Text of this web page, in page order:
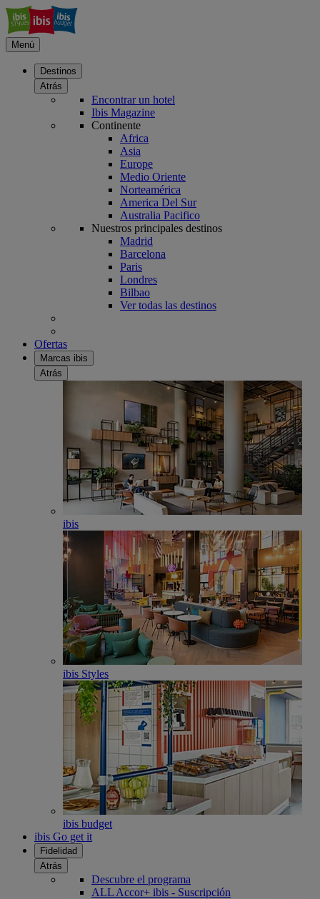
Menú
Destinos
Atrás
Encontrar un hotel
Ibis Magazine
Continente
Africa
Asia
Europe
Medio Oriente
Norteamérica
America Del Sur
Australia Pacifico
Nuestros principales destinos
Madrid
Barcelona
Paris
Londres
Bilbao
Ver todas las destinos
Ofertas
Marcas ibis
Atrás
ibis
ibis Styles
ibis budget
ibis Go get it
Fidelidad
Atrás
Descubre el programa
ALL Accor+ ibis - Suscripción